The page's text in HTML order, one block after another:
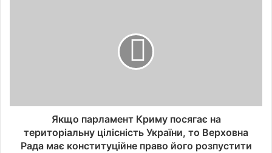
Якщо парламент Криму посягає на
територіальну цілісність України, то Верховна
Рада має конституційне право його розпустити